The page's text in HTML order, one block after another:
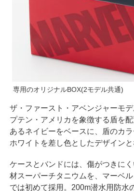
専用のオリジナルBOX(2モデル共通)
ザ・ファースト・アベンジャーモ
プテン・アメリカを象徴する盾を
あるネイビーをベースに、盾のカ
ホワイトを差し色としたデザインと
ケースとバンドには、傷がつきに
材スーパーチタニウムを、マーベ
では初めて採用。200m潜水用防水